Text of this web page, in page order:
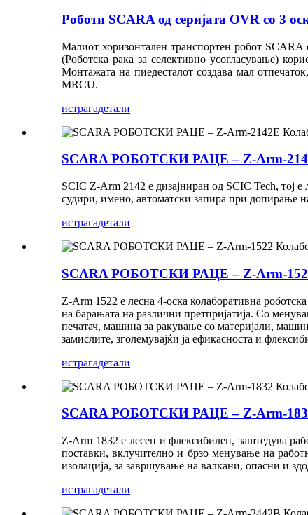
Роботи SCARA од серијата OVR со 3
Малиот хоризонтален транспортен робот
(Роботска рака за селективно усогласување)
Монтажата на пиедесталот создава мал
MRCU.
истрагадетали
SCARA РОБОТСКИ РАЦЕ – Z-Arm-
SCIC Z-Arm 2142 е дизајниран од SCIC Tech, тој
судири, имено, автоматски запира при допирање
истрагадетали
SCARA РОБОТСКИ РАЦЕ – Z-Arm-1522
Z-Arm 1522 е лесна 4-оска колаборативна
на барањата на различни претпријатија. Со
печатач, машина за ракување со материјали,
замислите, зголемувајќи ја ефикасноста и
истрагадетали
SCARA РОБОТСКИ РАЦЕ – Z-Arm-1832
Z-Arm 1832 е лесен и флексибилен, заштедува
поставки, вклучително и брзо менување на
изолација, за завршување на валкани, опасни и
истрагадетали